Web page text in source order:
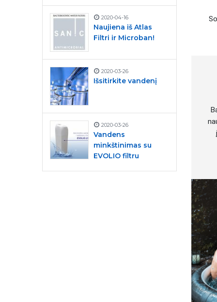
2020-04-16
Naujiena iš Atlas
Filtri ir Microban!
2020-03-26
Išsitirkite vandenį
2020-03-26
Vandens
minkštinimas su
EVOLIO filtru